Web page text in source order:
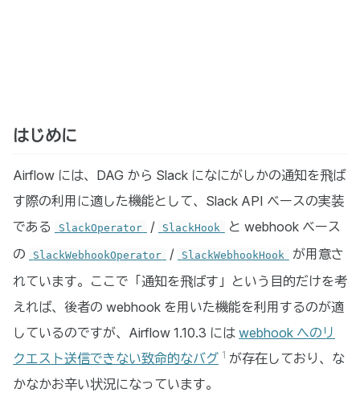
はじめに
Airflow には、DAG から Slack になにがしかの通知を飛ば
す際の利用に適した機能として、Slack API ベースの実装
である
SlackOperator / SlackHook
と webhook ベース
の
SlackWebhookOperator / SlackWebhookHook
が用意さ
れています。ここで「通知を飛ばす」という目的だけを考
えれば、後者の webhook を用いた機能を利用するのが適
しているのですが、Airflow 1.10.3 には webhook へのリ
クエスト送信できない致命的なバグ 1 が存在しており、な
かなかお辛い状況になっています。